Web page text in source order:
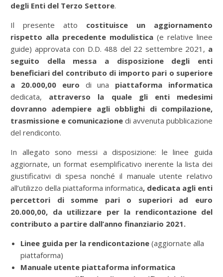
degli Enti del Terzo Settore.
Il presente atto costituisce un aggiornamento
rispetto alla precedente modulistica (e relative linee
guide) approvata con D.D. 488 del 22 settembre 2021, a
seguito della messa a disposizione degli enti
beneficiari del contributo di importo pari o superiore
a 20.000,00 euro di una piattaforma informatica
dedicata, attraverso la quale gli enti medesimi
dovranno adempiere agli obblighi di compilazione,
trasmissione e comunicazione di avvenuta pubblicazione
del rendiconto.
In allegato sono messi a disposizione: le linee guida
aggiornate, un format esemplificativo inerente la lista dei
giustificativi di spesa nonché il manuale utente relativo
all’utilizzo della piattaforma informatica, dedicata agli enti
percettori di somme pari o superiori ad euro
20.000,00, da utilizzare per la rendicontazione del
contributo a partire dall’anno finanziario 2021.
Linee guida per la rendicontazione (aggiornate alla
piattaforma)
Manuale utente piattaforma informatica